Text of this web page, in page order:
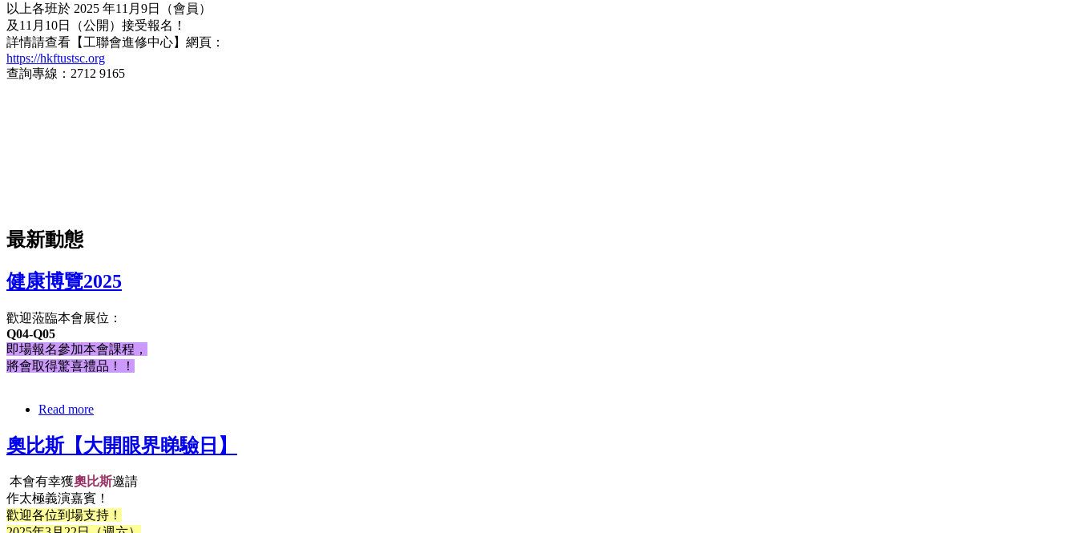
以上各班於 2025 年11月9日（會員）
及11月10日（公開）接受報名！
詳情請查看【工聯會進修中心】網頁：
https://hkftustsc.org
查詢專線：2712 9165
最新動態
健康博覽2025
歡迎蒞臨本會展位：
Q04-Q05
即場報名參加本會課程，
將會取得驚喜禮品！！
Read more
奧比斯【大開眼界睇驗日】
本會有幸獲奧比斯邀請
作太極義演嘉賓！
歡迎各位到場支持！